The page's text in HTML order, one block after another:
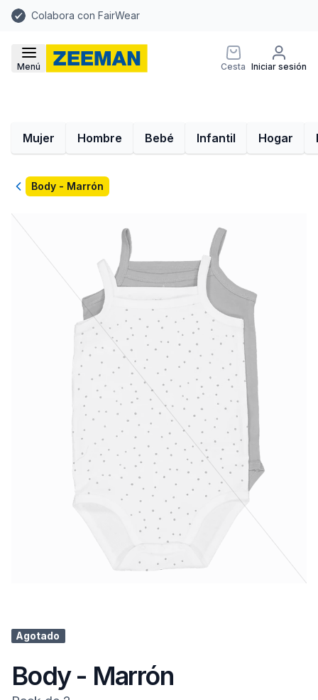
Colabora con FairWear
Menú Cesta Iniciar sesión
Mujer Hombre Bebé Infantil Hogar
VolverBody - Marrón
Agotado
Body - Marrón